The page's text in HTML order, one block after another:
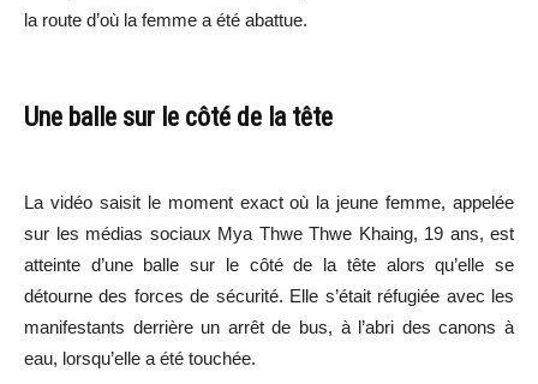
la route d’où la femme a été abattue.
Une balle sur le côté de la tête
La vidéo saisit le moment exact où la jeune femme, appelée
sur les médias sociaux Mya Thwe Thwe Khaing, 19 ans, est
atteinte d’une balle sur le côté de la tête alors qu’elle se
détourne des forces de sécurité. Elle s’était réfugiée avec les
manifestants derrière un arrêt de bus, à l’abri des canons à
eau, lorsqu’elle a été touchée.